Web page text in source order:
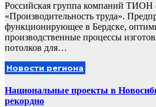
Российская группа компаний ТИОН
«Производительность труда».
функционирующее в Бердске,
производственные процессы
потолков для…
Новости региона
Национальные проекты в
рекордно